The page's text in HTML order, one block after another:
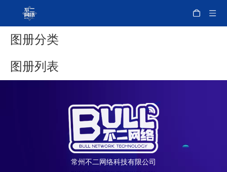
图册分类
图册列表
常州不二网络科技有限公司